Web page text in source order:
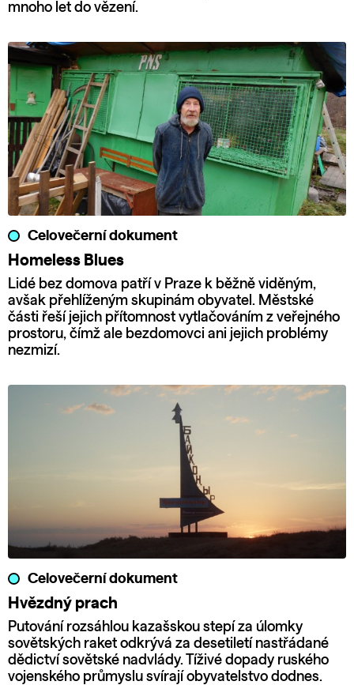
mnoho let do vězení.
Celovečerní dokument
Homeless Blues
Lidé bez domova patří v Praze k běžně viděným,
avšak přehlíženým skupinám obyvatel. Městské
části řeší jejich přítomnost vytlačováním z veřejného
prostoru, čímž ale bezdomovci ani jejich problémy
nezmizí.
Celovečerní dokument
Hvězdný prach
Putování rozsáhlou kazašskou stepí za úlomky
sovětských raket odkrývá za desetiletí nastřádané
dědictví sovětské nadvlády. Tíživé dopady ruského
vojenského průmyslu svírají obyvatelstvo dodnes.